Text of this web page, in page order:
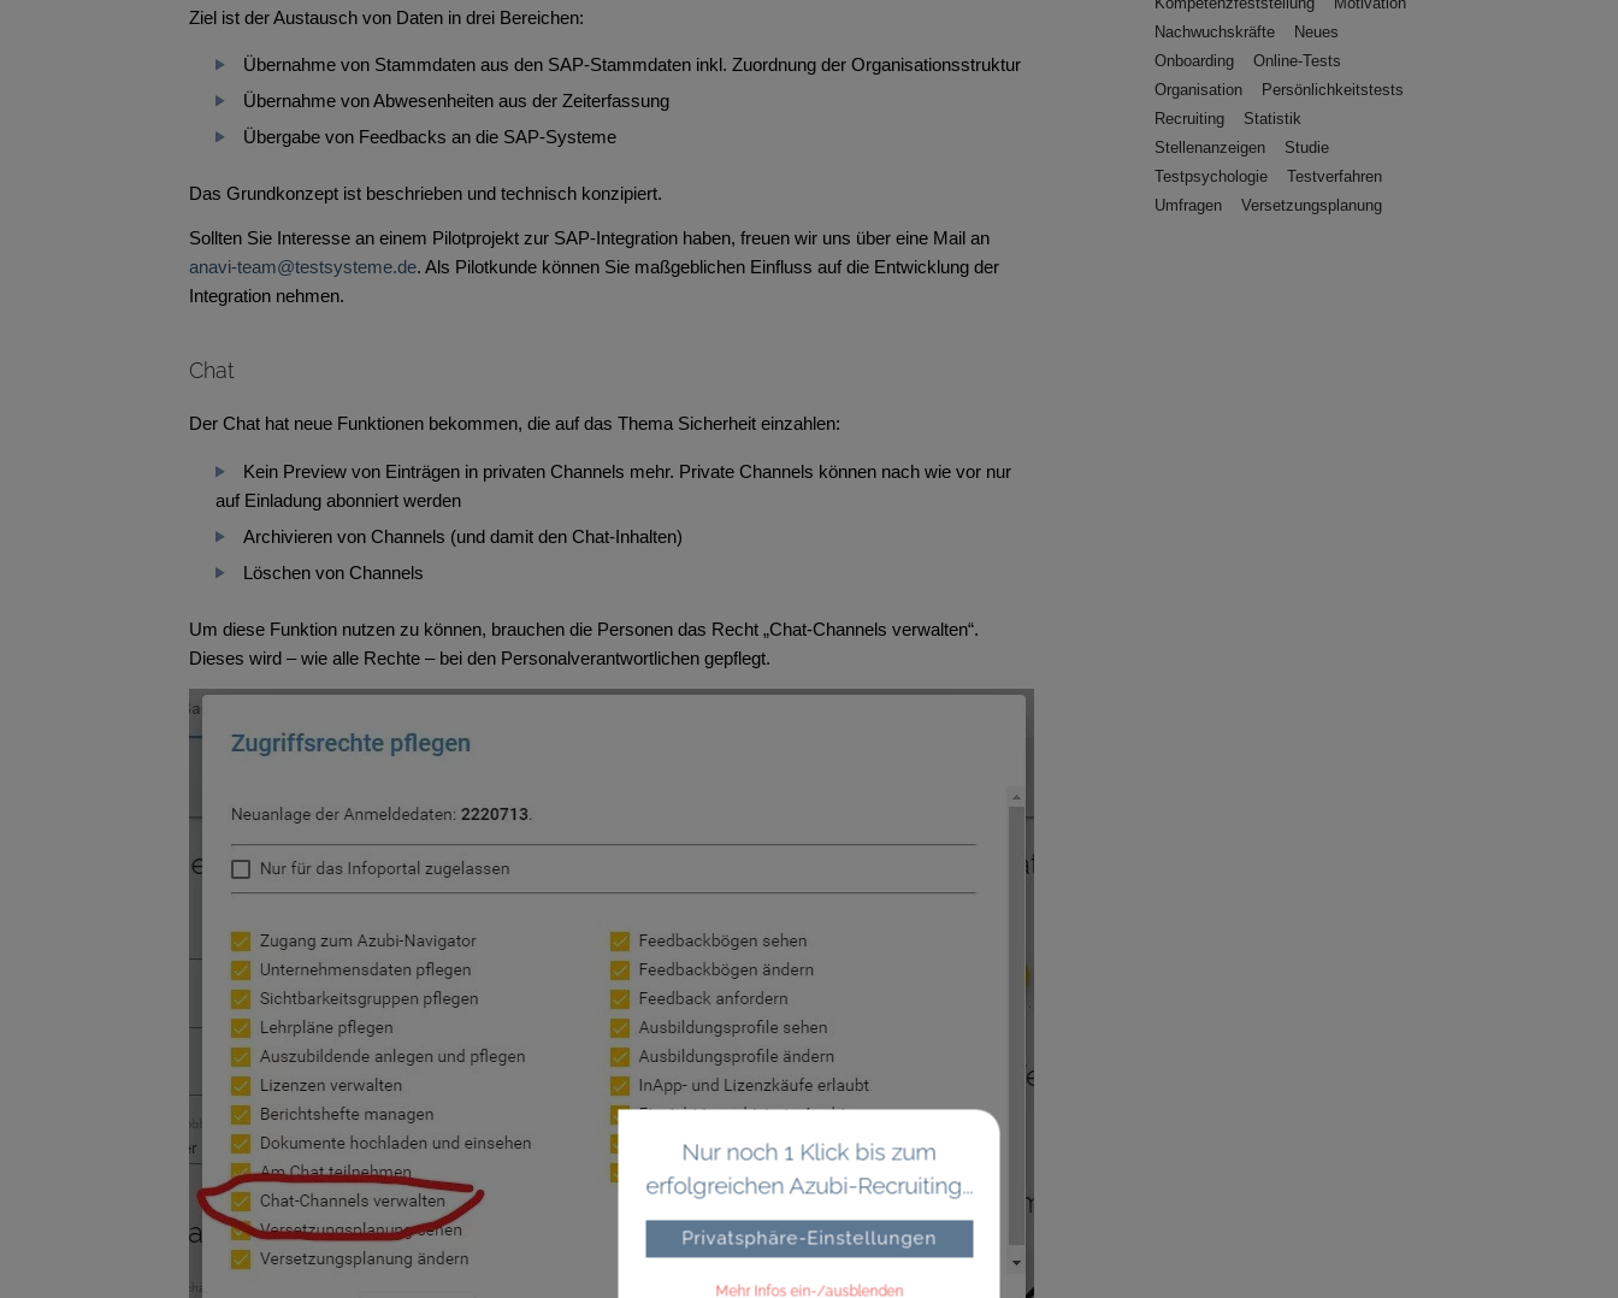
Ziel ist der Austausch von Daten in drei Bereichen:
Übernahme von Stammdaten aus den SAP-Stammdaten inkl. Zuordnung der Organisationsstruktur
Übernahme von Abwesenheiten aus der Zeiterfassung
Übergabe von Feedbacks an die SAP-Systeme
Das Grundkonzept ist beschrieben und technisch konzipiert.
Sollten Sie Interesse an einem Pilotprojekt zur SAP-Integration haben, freuen wir uns über eine Mail an
anavi-team@testsysteme.de. Als Pilotkunde können Sie maßgeblichen Einfluss auf die Entwicklung der
Integration nehmen.
Chat
Der Chat hat neue Funktionen bekommen, die auf das Thema Sicherheit einzahlen:
Kein Preview von Einträgen in privaten Channels mehr. Private Channels können nach wie vor nur
auf Einladung abonniert werden
Archivieren von Channels (und damit den Chat-Inhalten)
Löschen von Channels
Um diese Funktion nutzen zu können, brauchen die Personen das Recht „Chat-Channels verwalten“.
Dieses wird – wie alle Rechte – bei den Personalverantwortlichen gepflegt.
Nachwuchskräfte
Neues
Onboarding
Online-Tests
Organisation
Persönlichkeitstests
Recruiting
Statistik
Stellenanzeigen
Studie
Testpsychologie
Testverfahren
Umfragen
Versetzungsplanung
Nur noch 1 Klick bis zum
erfolgreichen Azubi-Recruiting...
Privatsphäre-Einstellungen
Mehr Infos ein-/ausblenden